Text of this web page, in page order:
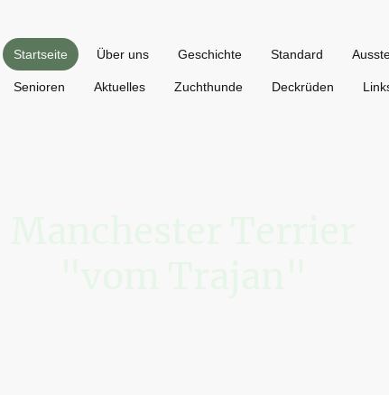
Startseite Über uns Geschichte Standard
Senioren Aktuelles Zuchthunde Deckrüden